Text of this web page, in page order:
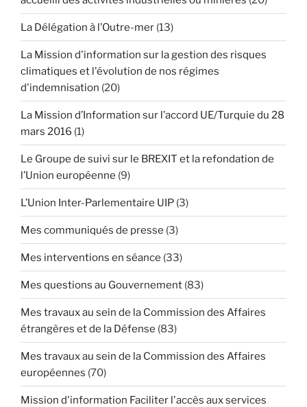
La Délégation à l’Outre-mer (13)
La Mission d'information sur la gestion des risques
climatiques et l'évolution de nos régimes
d'indemnisation (20)
La Mission d’Information sur l’accord UE/Turquie du 28
mars 2016 (1)
Le Groupe de suivi sur le BREXIT et la refondation de
l’Union européenne (9)
L’Union Inter-Parlementaire UIP (3)
Mes communiqués de presse (3)
Mes interventions en séance (33)
Mes questions au Gouvernement (83)
Mes travaux au sein de la Commission des Affaires
étrangères et de la Défense (83)
Mes travaux au sein de la Commission des Affaires
européennes (70)
Mission d'information Faciliter l'accès aux services